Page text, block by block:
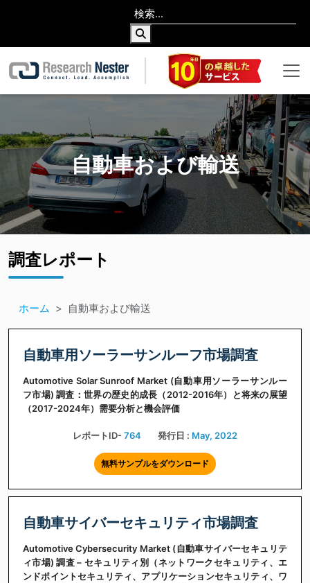
自動車および輸送
調査レポート
ホーム 自動車および輸送
自動車用ソーラーサンルーフ市場調査
Automotive Solar Sunroof Market (自動車用ソーラーサンルー
フ市場) 調査：世界の歴史的成長（2012-2016年）と将来の展望
（2017-2024年）需要分析と機会評価
レポートID-764 発行日 : May, 2022
無料サンプルをダウンロード
自動車サイバーセキュリティ市場調査
Automotive Cybersecurity Market (自動車サイバーセキュリテ
ィ市場) 調査 – セキュリティ別（ネットワークセキュリティ、エ
ンドポイントセキュリティ、アプリケーションセキュリティ、ワ